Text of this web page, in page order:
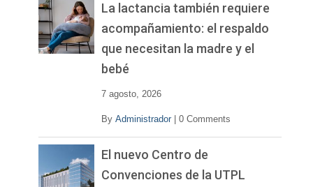
La lactancia también requiere
acompañamiento: el respaldo
que necesitan la madre y el
bebé
7 agosto, 2026
By Administrador 0 Comments
El nuevo Centro de
Convenciones de la UTPL